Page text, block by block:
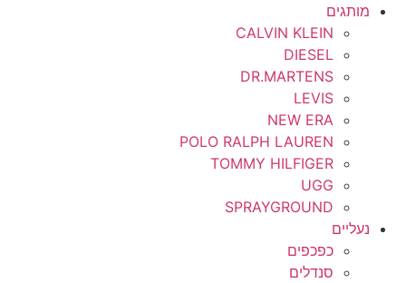
מותגים
CALVIN KLEIN
DIESEL
DR.MARTENS
LEVIS
NEW ERA
POLO RALPH LAUREN
TOMMY HILFIGER
UGG
SPRAYGROUND
נעליים
כפכפים
סנדלים